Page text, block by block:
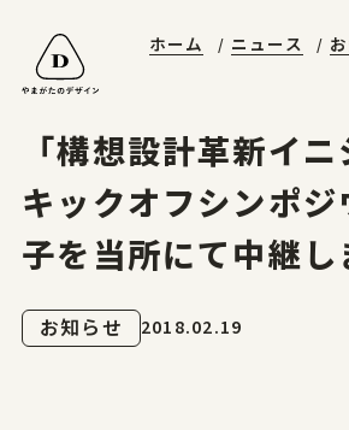
山形エクセレントデザイン
受賞ギャラリー
お問合せ
ホーム
ホーム ニュース
「構想設計革新イ
キックオフシンポ
子を当所にて中継し
お知らせ 2018.02.19